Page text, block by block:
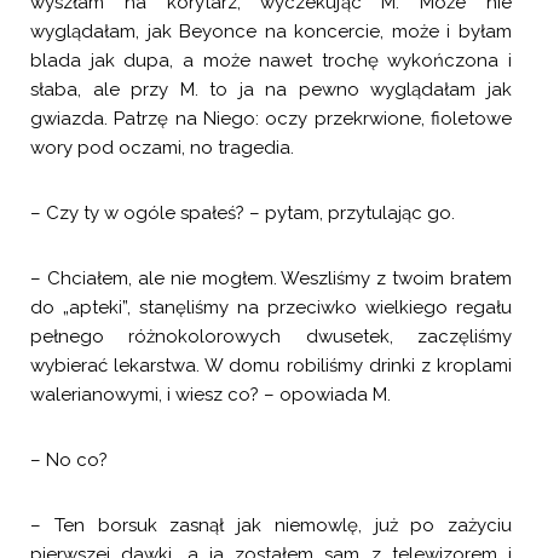
wyglądałam, jak Beyonce na koncercie, może i byłam
blada jak dupa, a może nawet trochę wykończona i
słaba, ale przy M. to ja na pewno wyglądałam jak
gwiazda. Patrzę na Niego: oczy przekrwione, fioletowe
wory pod oczami, no tragedia.
– Czy ty w ogóle spałeś? – pytam, przytulając go.
– Chciałem, ale nie mogłem. Weszliśmy z twoim bratem
do „apteki”, stanęliśmy na przeciwko wielkiego regału
pełnego różnokolorowych dwusetek, zaczęliśmy
wybierać lekarstwa. W domu robiliśmy drinki z kroplami
walerianowymi, i wiesz co? – opowiada M.
– No co?
– Ten borsuk zasnął jak niemowlę, już po zażyciu